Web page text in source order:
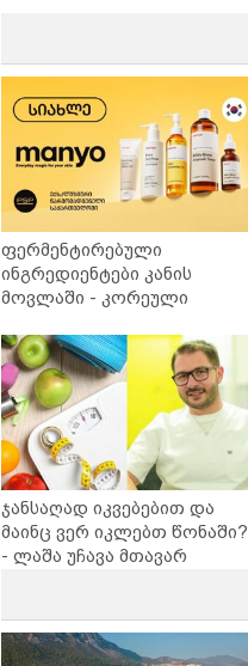
ფერმენტირებული
ინგრედიენტები კანის
მოვლაში - კორეული
საქართველოშია
ჯანსაღად იკვებებით და
მაინც ვერ იკლებთ წონაში?
- ლაშა უჩავა მთავარ